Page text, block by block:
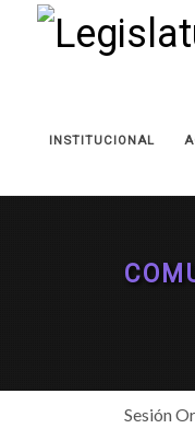
INSTITUCIONAL
Sesión